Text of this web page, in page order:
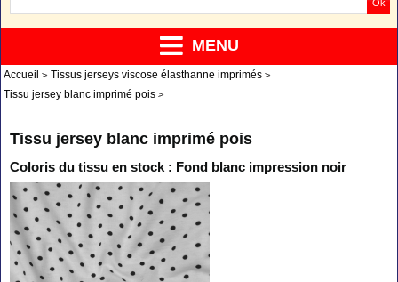
MENU
Accueil
Tissus jerseys viscose élasthanne imprimés
Tissu jersey blanc imprimé pois
Tissu jersey blanc imprimé pois
Coloris du tissu en stock : Fond blanc impression noir